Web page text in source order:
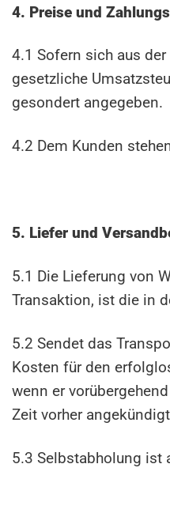
4. Preise und
4.1 Sofern sich aus
gesetzliche
gesondert angegeben.
4.2 Dem Kunden
5. Liefer und
5.1 Die Lieferung von
Transaktion, ist die in
5.2 Sendet das
Kosten für den
wenn er
Zeit vorher
5.3 Selbstabholung ist